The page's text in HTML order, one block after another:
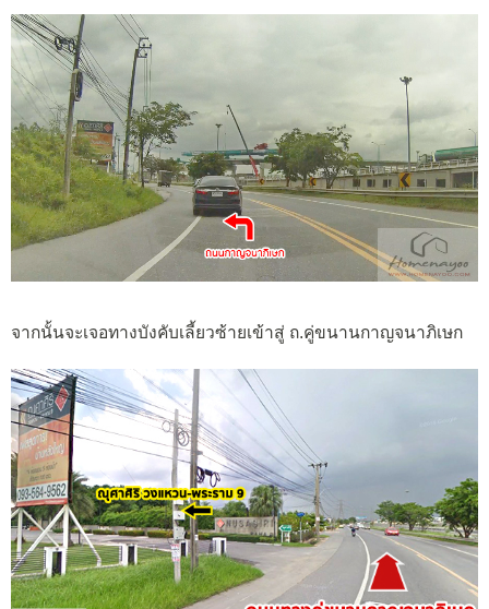
จากนั้นจะเจอทางบังคับเลี้ยวซ้ายเข้าสู่ ถ.คู่ขนานกาญจนาภิเษก